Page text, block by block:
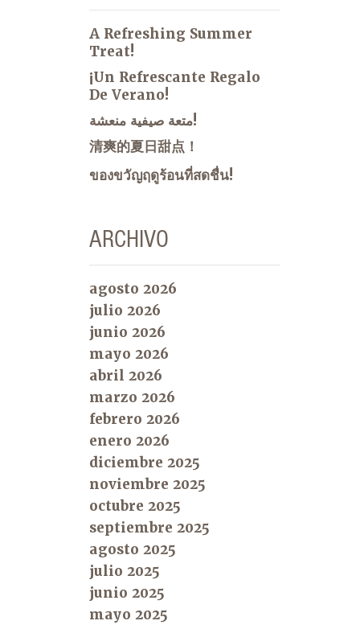
A Refreshing Summer
Treat!
¡Un Refrescante Regalo
De Verano!
متعة صيفية منعشة!
清爽的夏日甜点！
ของขวัญฤดูร้อนที่สดชื่น!
ARCHIVO
agosto 2026
julio 2026
junio 2026
mayo 2026
abril 2026
marzo 2026
febrero 2026
enero 2026
diciembre 2025
noviembre 2025
octubre 2025
septiembre 2025
agosto 2025
julio 2025
junio 2025
mayo 2025